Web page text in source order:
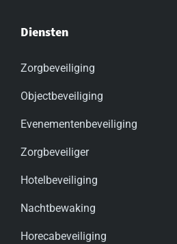
Diensten
Zorgbeveiliging
Objectbeveiliging
Evenementenbeveiliging
Zorgbeveiliger
Hotelbeveiliging
Nachtbewaking
Horecabeveiliging